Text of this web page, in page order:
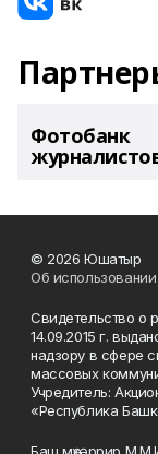
Фотобанк
© 2026 Юшатыр
Об
Свидетельство о
14.09.2015 г.
надзору в сфере
массовых
Учредитель:
«Республика